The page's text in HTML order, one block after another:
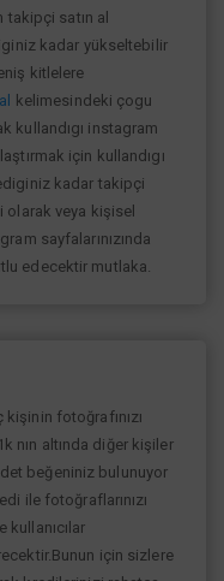
satın al
kadar yükseltebilir
kitlelere
kelimesindeki çogu
kullandıgı instagram
için kullandıgı
kadar takipçi
olarak veya kişisel
sayfalarınızında
edecektir mutlaka.
fotoğrafınızı
nın altında diğer kişiler
beğeniniz bulunuyor
ile fotoğraflarınızı
kullanıcılar
için sizlere